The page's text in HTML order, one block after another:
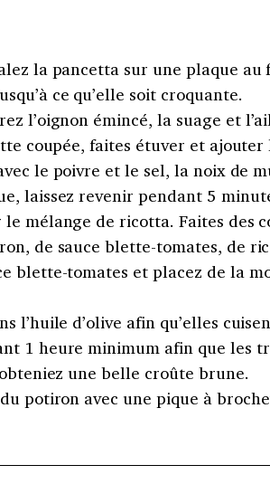
la pancetta sur une plaque au
ce qu’elle soit croquante.
l’oignon émincé, la suage et
coupée, faites étuver et ajouter
le poivre et le sel, la noix de
laissez revenir pendant 5
mélange de ricotta. Faites des
de sauce blette-tomates, de
blette-tomates et placez de la
l’huile d’olive afin qu’elles
1 heure minimum afin que les
une belle croûte brune.
potiron avec une pique à